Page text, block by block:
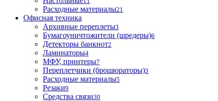
Расходные материалы21
Офисная техника
Архивные переплеты3
Бумагоуничтожители (шредеры)6
Детекторы банкнот2
Ламинаторы4
МФУ, принтеры7
Переплетчики (брошюраторы)3
Расходные материалы5
Резаки9
Средства связи30